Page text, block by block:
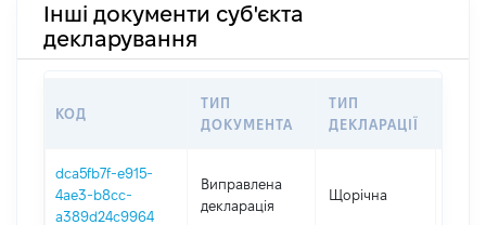
Інші документи суб'єкта
декларування
КОД
ТИП
ДОКУМЕНТА
ТИП
ДЕКЛАРАЦІЇ
dca5fb7f-e915-
4ae3-b8cc-
a389d24c9964
Виправлена
декларація
Щорічна